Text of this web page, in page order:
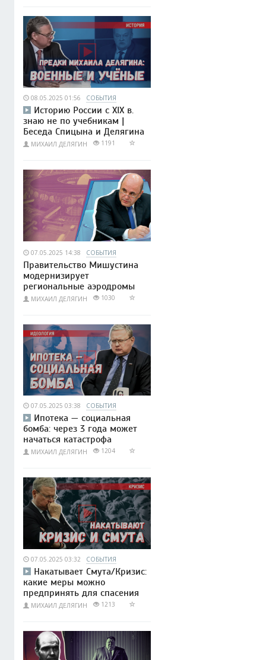
08.05.2025 01:56 СОБЫТИЯ
Историю России с XIX в.
знаю не по учебникам |
Беседа Спицына и Делягина
МИХАИЛ ДЕЛЯГИН 1191
07.05.2025 14:38 СОБЫТИЯ
Правительство Мишустина
модернизирует
региональные аэродромы
МИХАИЛ ДЕЛЯГИН 1030
07.05.2025 03:38 СОБЫТИЯ
Ипотека — социальная
бомба: через 3 года может
начаться катастрофа
МИХАИЛ ДЕЛЯГИН 1204
07.05.2025 03:32 СОБЫТИЯ
Накатывает Смута/Кризис:
какие меры можно
предпринять для спасения
МИХАИЛ ДЕЛЯГИН 1213